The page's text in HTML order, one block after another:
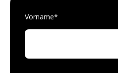
Vorname*